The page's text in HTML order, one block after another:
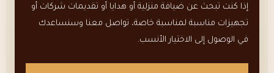
استعرض تقديمات الشركات
إذا كنت تبحث عن ضيافة منزلية أو هدايا أو تقديمات شركات أو
تجهيزات مناسبة لمناسبة خاصة، تواصل معنا وسنساعدك
في الوصول إلى الاختيار الأنسب.